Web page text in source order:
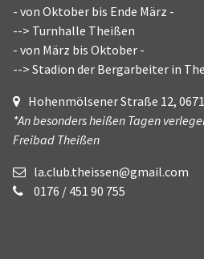
- von Oktober bis Ende März -
--> Turnhalle Theißen
- von März bis Oktober -
--> Stadion der Bergarbeiter in
Hohenmölsener Straße 12,
*An besonders heißen Tagen
Freibad Theißen
la.club.theissen@gmail.com
0176 / 451 90 755